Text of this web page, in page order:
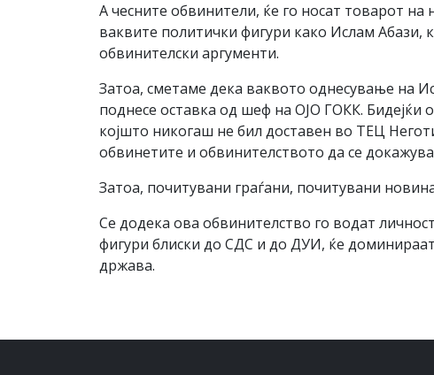
А чесните обвинители, ќе го носат товарот
ваквите политички фигури како Ислам
обвинителски аргументи.
Затоа, сметаме дека ваквото однесување на
поднесе оставка од шеф на ОЈО ГОКК. Бидејќи
којшто никогаш не бил доставен во ТЕЦ
обвинетите и обвинителството да се
Затоа, почитувани граѓани, почитувани
Се додека ова обвинителство го водат
фигури блиски до СДС и до ДУИ, ќе
држава.